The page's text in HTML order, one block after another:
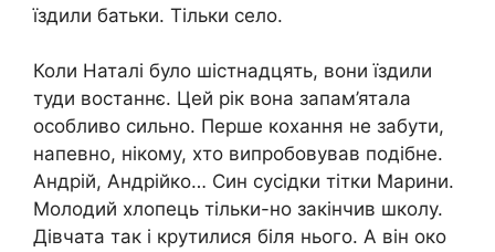
їздили батьки. Тільки село.
Коли Наталі було шістнадцять, вони їздили
туди востаннє. Цей рік вона запам’ятала
особливо сильно. Перше кохання не забути,
напевно, нікому, хто випробовував подібне.
Андрій, Андрійко… Син сусідки тітки Марини.
Молодий хлопець тільки-но закінчив школу.
Дівчата так і крутилися біля нього. А він око